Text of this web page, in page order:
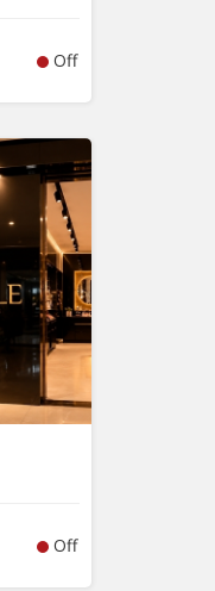
Off
Off